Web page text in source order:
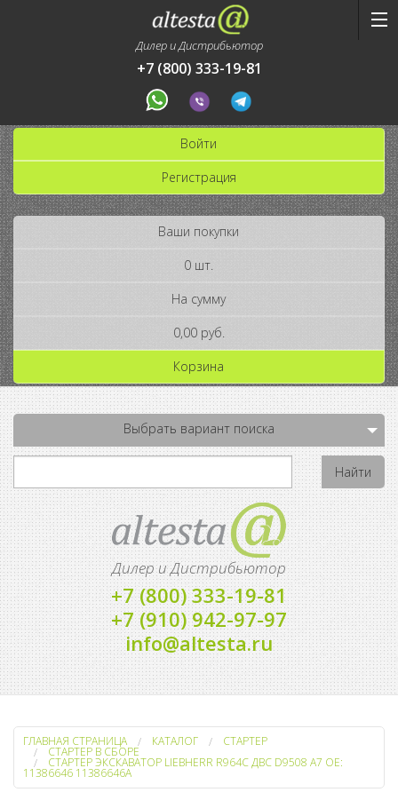
Дилер и Дистрибьютор
+7 (800) 333-19-81
Войти
Регистрация
Ваши покупки
0 шт.
На сумму
0,00 руб.
Корзина
Выбрать вариант поиска
Дилер и Дистрибьютор
+7 (800) 333-19-81
+7 (910) 942-97-97
info@altesta.ru
ГЛАВНАЯ СТРАНИЦА КАТАЛОГ СТАРТЕР
СТАРТЕР В СБОРЕ
СТАРТЕР ЭКСКАВАТОР LIEBHERR R964C ДВС D9508 A7 OE:
11386646 11386646А